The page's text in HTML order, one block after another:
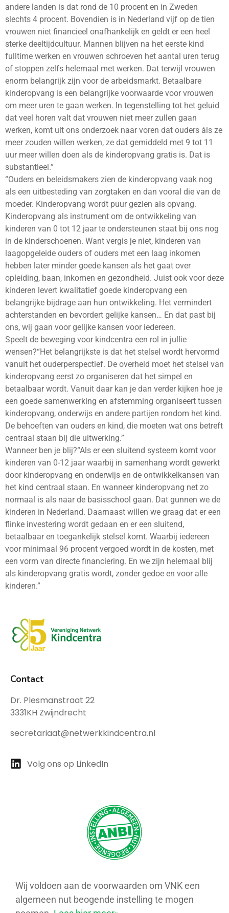
andere landen is dat rond de 10 procent en in Zweden
slechts 4 procent. Bovendien is in Nederland vijf op de tien
vrouwen niet financieel onafhankelijk en geldt er een heel
sterke deeltijdcultuur. Mannen blijven na het eerste kind
fulltime werken en vrouwen schroeven het aantal uren terug
of stoppen zelfs helemaal met werken. Dat terwijl vrouwen
enorm belangrijk zijn voor de arbeidsmarkt. Betaalbare
kinderopvang is een belangrijke voorwaarde voor vrouwen
om meer uren te gaan werken. In tegenstelling tot het geluid
dat veel horen valt dat vrouwen niet meer zullen gaan
werken, komt uit ons onderzoek naar voren dat ouders áls ze
meer zouden willen werken, ze dat gemiddeld met 9 tot 11
uur meer willen doen als de kinderopvang gratis is. Dat is
substantieel.”
“Ouders en beleidsmakers zien de kinderopvang vaak nog
als een uitbesteding van zorgtaken en dan vooral die van de
moeder. Kinderopvang wordt puur gezien als opvang.
Kinderopvang als instrument om de ontwikkeling van
kinderen van 0 tot 12 jaar te ondersteunen staat bij ons nog
in de kinderschoenen. Want vergis je niet, kinderen van
laagopgeleide ouders of ouders met een laag inkomen
hebben later minder goede kansen als het gaat over
opleiding, baan, inkomen en gezondheid. Juist ook voor deze
kinderen levert kwalitatief goede kinderopvang een
belangrijke bijdrage aan hun ontwikkeling. Het vermindert
achterstanden en bevordert gelijke kansen… En dat past bij
ons, wij gaan voor gelijke kansen voor iedereen.
Speelt de beweging voor kindcentra een rol in jullie
wensen?“Het belangrijkste is dat het stelsel wordt hervormd
vanuit het ouderperspectief. De overheid moet het stelsel van
kinderopvang eerst zo organiseren dat het simpel en
betaalbaar wordt. Vanuit daar kan je dan verder kijken hoe je
een goede samenwerking en afstemming organiseert tussen
kinderopvang, onderwijs en andere partijen rondom het kind.
De behoeften van ouders en kind, die moeten wat ons betreft
centraal staan bij die uitwerking.”
Wanneer ben je blij?“Als er een sluitend systeem komt voor
kinderen van 0-12 jaar waarbij in samenhang wordt gewerkt
door kinderopvang en onderwijs en de ontwikkelkansen van
het kind centraal staan. En wanneer kinderopvang net zo
normaal is als naar de basisschool gaan. Dat gunnen we de
kinderen in Nederland. Daarnaast willen we graag dat er een
flinke investering wordt gedaan en er een sluitend,
betaalbaar en toegankelijk stelsel komt. Waarbij iedereen
voor minimaal 96 procent vergoed wordt in de kosten, met
een vorm van directe financiering. En we zijn helemaal blij
als kinderopvang gratis wordt, zonder gedoe en voor alle
kinderen.”
Contact
Dr. Plesmanstraat 22
3331KH Zwijndrecht
secretariaat@netwerkkindcentra.nl
Volg ons op LinkedIn
Wij voldoen aan de voorwaarden om VNK een
algemeen nut beogende instelling te mogen